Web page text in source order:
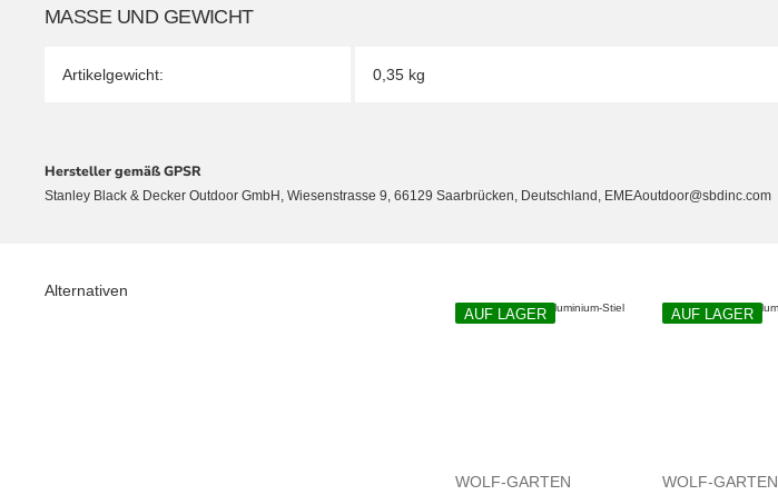
MASSE UND GEWICHT
Artikelgewicht: 0,35 kg
Hersteller gemäß GPSR
Stanley Black & Decker Outdoor GmbH, Wiesenstrasse 9, 66129 Saarbrücken, Deutschland, EMEAoutdoor@sbdinc.com
Alternativen
AUF LAGER
WOLF-GARTEN
AUF LAGER
WOLF-GARTEN